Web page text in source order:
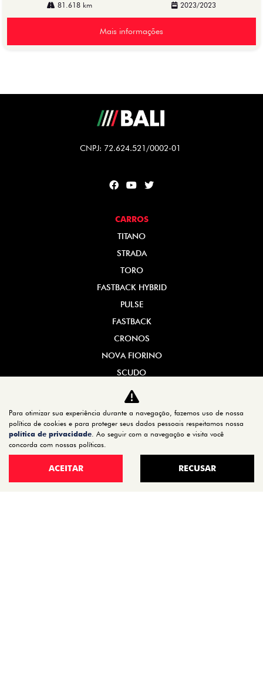
81.618 km 2023/2023
Mais informações
CNPJ: 72.624.521/0002-01
CARROS
TITANO
STRADA
TORO
FASTBACK HYBRID
PULSE
FASTBACK
CRONOS
NOVA FIORINO
SCUDO
NOVO DUCATO
MOBI
ARGO
Para otimizar sua experiência durante a navegação, fazemos uso de nossa
política de cookies e para proteger seus dados pessoais respeitamos nossa
política de privacidade. Ao seguir com a navegação e visita você
concorda com nossas políticas.
ACEITAR RECUSAR